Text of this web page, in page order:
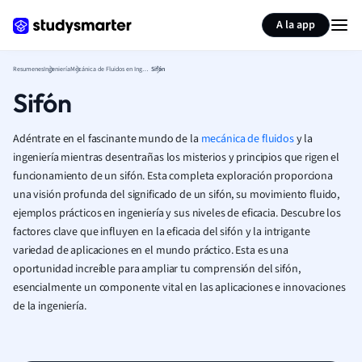
A la app
ResumenesIngeniería Mecánica de Fluidos en Ingeniería Sifón
Sifón
Adéntrate en el fascinante mundo de la mecánica de fluidosy la
ingeniería mientras desentrañas los misterios y principios que rigen el
funcionamiento de un sifón. Esta completa exploración proporciona
una visión profunda del significado de un sifón, su movimiento fluido,
ejemplos prácticos en ingeniería y sus niveles de eficacia. Descubre los
factores clave que influyen en la eficacia del sifón y la intrigante
variedad de aplicaciones en el mundo práctico. Esta es una
oportunidad increíble para ampliar tu comprensión del sifón,
esencialmente un componente vital en las aplicaciones e innovaciones
de la ingeniería.
Resumir página